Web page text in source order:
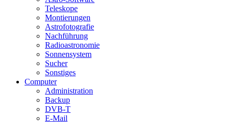
Teleskope
Montierungen
Astrofotografie
Nachführung
Radioastronomie
Sonnensystem
Sucher
Sonstiges
Computer
Administration
Backup
DVB-T
E-Mail